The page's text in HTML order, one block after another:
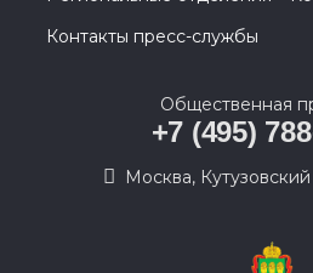
Контакты пресс-службы
Общественная
+7 (495)
Москва,